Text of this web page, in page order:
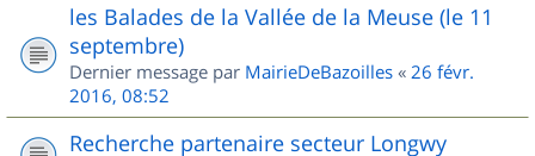
les Balades de la Vallée de la Meuse (le 11
septembre)
Dernier message par MairieDeBazoilles « 26 févr.
2016, 08:52
Recherche partenaire secteur Longwy